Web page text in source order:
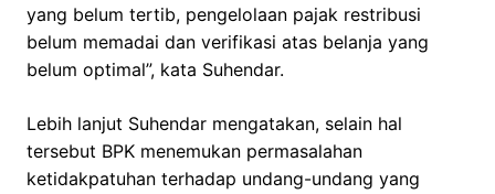
yang belum tertib, pengelolaan pajak restribusi
belum memadai dan verifikasi atas belanja yang
belum optimal”, kata Suhendar.
Lebih lanjut Suhendar mengatakan, selain hal
tersebut BPK menemukan permasalahan
ketidakpatuhan terhadap undang-undang yang